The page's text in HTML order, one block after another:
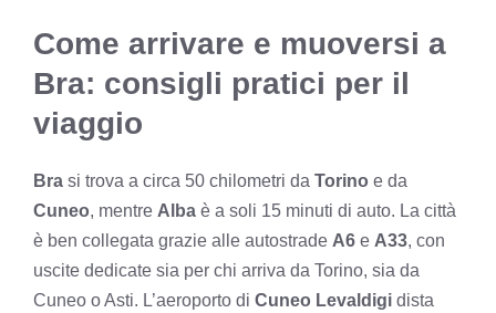
Come arrivare e muoversi a
Bra: consigli pratici per il
viaggio
Bra si trova a circa 50 chilometri da Torino e da
Cuneo, mentre Alba è a soli 15 minuti di auto. La città
è ben collegata grazie alle autostrade A6 e A33, con
uscite dedicate sia per chi arriva da Torino, sia da
Cuneo o Asti. L’aeroporto di Cuneo Levaldigi dista